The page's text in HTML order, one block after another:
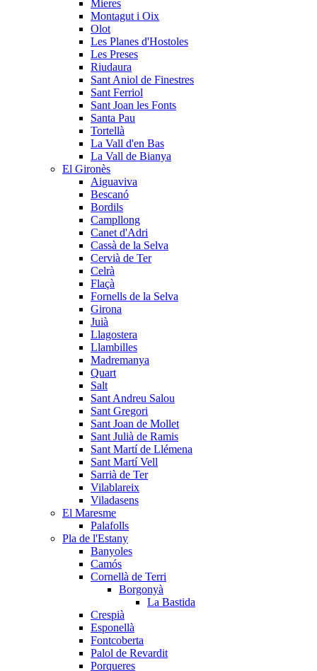
Mieres
Montagut i Oix
Olot
Les Planes d'Hostoles
Les Preses
Riudaura
Sant Aniol de Finestres
Sant Ferriol
Sant Joan les Fonts
Santa Pau
Tortellà
La Vall d'en Bas
La Vall de Bianya
El Gironès
Aiguaviva
Bescanó
Bordils
Campllong
Canet d'Adri
Cassà de la Selva
Cervià de Ter
Celrà
Flaçà
Fornells de la Selva
Girona
Juià
Llagostera
Llambilles
Madremanya
Quart
Salt
Sant Andreu Salou
Sant Gregori
Sant Joan de Mollet
Sant Julià de Ramis
Sant Martí de Llémena
Sant Martí Vell
Sarrià de Ter
Vilablareix
Viladasens
El Maresme
Palafolls
Pla de l'Estany
Banyoles
Camós
Cornellà de Terri
Borgonyà
La Bastida
Crespià
Esponellà
Fontcoberta
Palol de Revardit
Porqueres